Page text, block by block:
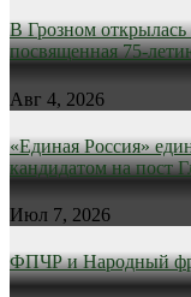
В Грозном открылась
посвященная 75-
Авг 4, 2026
«Единая Россия»
кандидатом на пост
Июл 7, 2026
ФПЧР и Народный